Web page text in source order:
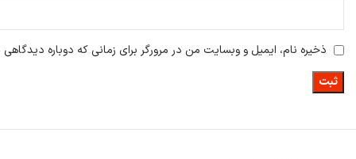
ذخیره نام، ایمیل و وبسایت من در مرورگر برای زمانی که دوباره